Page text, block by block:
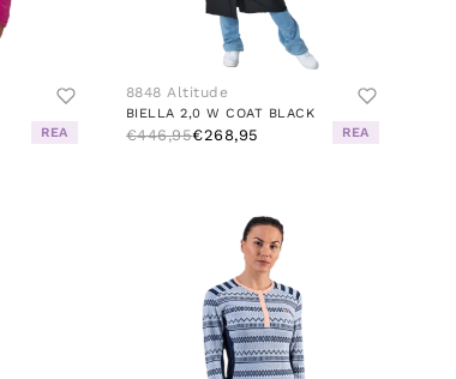
REA
8848 Altitude
BIELLA 2,0 W COAT BLACK
€446,95€268,95 REA